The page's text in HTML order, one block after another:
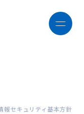
報セキュリティ基本方針